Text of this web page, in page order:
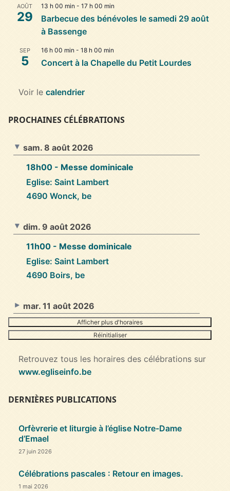
AOÛT
29
13 h 00 min - 17 h 00 min
Barbecue des bénévoles le samedi 29 août
à Bassenge
SEP
5
16 h 00 min - 18 h 00 min
Concert à la Chapelle du Petit Lourdes
Voir le calendrier
PROCHAINES CÉLÉBRATIONS
sam. 8 août 2026
18h00 - Messe dominicale
Eglise: Saint Lambert
4690 Wonck, be
dim. 9 août 2026
11h00 - Messe dominicale
Eglise: Saint Lambert
4690 Boirs, be
mar. 11 août 2026
Afficher plus d'horaires
Réinitialiser
Retrouvez tous les horaires des célébrations sur
www.egliseinfo.be
DERNIÈRES PUBLICATIONS
Orfèvrerie et liturgie à l’église Notre-Dame
d’Emael
27 juin 2026
Célébrations pascales : Retour en images.
1 mai 2026